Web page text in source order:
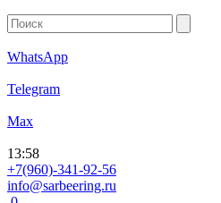
WhatsApp
Telegram
Max
13:58
+7(960)-341-92-56
info@sarbeering.ru